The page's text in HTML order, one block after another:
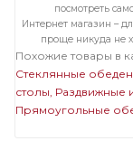
посмотреть
Интернет магазин –
проще никуда не
Похожие товары в
Стеклянные
столы Раздвижные
Прямоугольные